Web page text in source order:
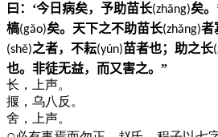
曰：‘今日病矣，予助苗长(zhǎng)矣
槁(gǎo)矣。天下之不助苗长(zhǎng)者
(shě)之者，不耘(yún)苗者也；助之长
也。非徒无益，而又害之。”
长，上声。
揠，乌八反。
舍，上声。